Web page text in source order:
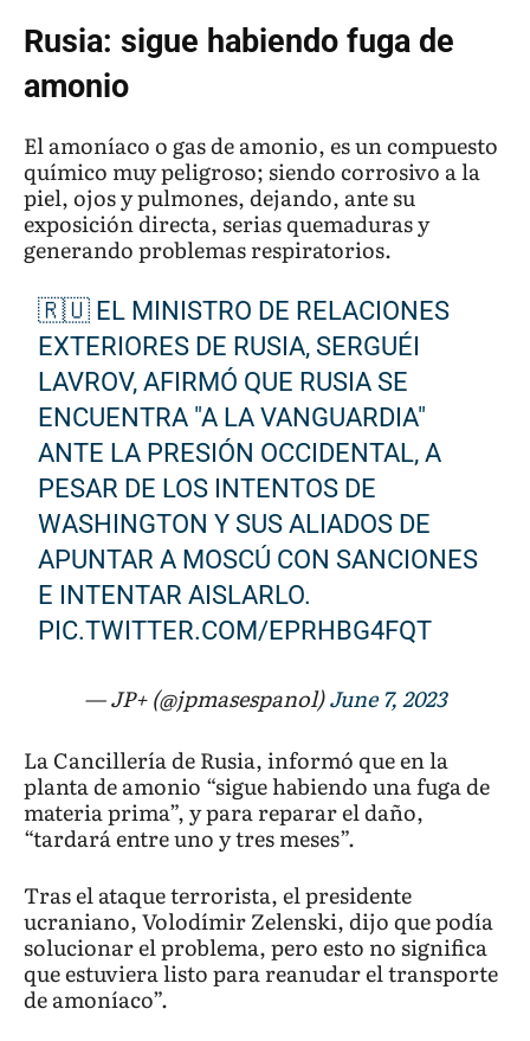
Rusia: sigue habiendo fuga de
amonio
El amoníaco o gas de amonio, es un compuesto
químico muy peligroso; siendo corrosivo a la
piel, ojos y pulmones, dejando, ante su
exposición directa, serias quemaduras y
generando problemas respiratorios.
🇷🇺 EL MINISTRO DE RELACIONES
EXTERIORES DE RUSIA, SERGUÉI
LAVROV, AFIRMÓ QUE RUSIA SE
ENCUENTRA "A LA VANGUARDIA"
ANTE LA PRESIÓN OCCIDENTAL, A
PESAR DE LOS INTENTOS DE
WASHINGTON Y SUS ALIADOS DE
APUNTAR A MOSCÚ CON SANCIONES
E INTENTAR AISLARLO.
PIC.TWITTER.COM/EPRHBG4FQT
— JP+ (@jpmasespanol)June 7, 2023
La Cancillería de Rusia, informó que en la
planta de amonio “sigue habiendo una fuga de
materia prima”, y para reparar el daño,
“tardará entre uno y tres meses”.
Tras el ataque terrorista, el presidente
ucraniano, Volodímir Zelenski, dijo que podía
solucionar el problema, pero esto no significa
que estuviera listo para reanudar el transporte
de amoníaco”.